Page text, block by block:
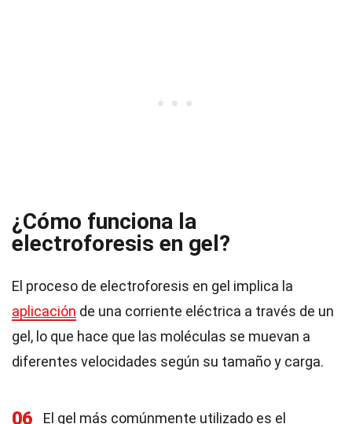
¿Cómo funciona la
electroforesis en gel?
El proceso de electroforesis en gel implica la
aplicación de una corriente eléctrica a través de un
gel, lo que hace que las moléculas se muevan a
diferentes velocidades según su tamaño y carga.
06
El gel más comúnmente utilizado es el